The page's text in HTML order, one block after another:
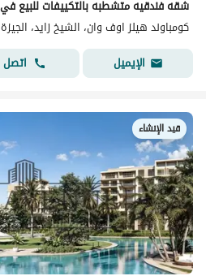
كومباوند هيلز اوف وان، الشيخ زايد، الجيزة
الإيميل
اتصل
قيد الإنشاء